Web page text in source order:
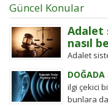
Güncel Konular
Adalet
nasıl
Adalet
değişim
DOĞADA
ilgi çekici
bunlara